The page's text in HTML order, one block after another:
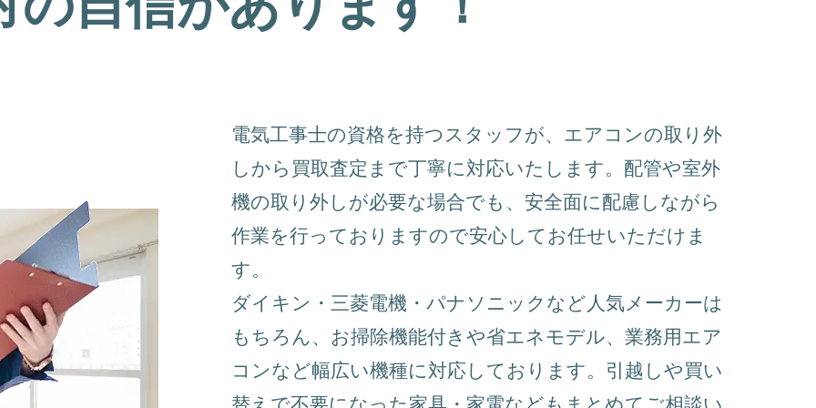
電気工事士の資格を持つスタッフが、エアコンの取り外
しから買取査定まで丁寧に対応いたします。配管や室外
機の取り外しが必要な場合でも、安全面に配慮しながら
作業を行っておりますので安心してお任せいただけま
す。
ダイキン・三菱電機・パナソニックなど人気メーカーは
もちろん、お掃除機能付きや省エネモデル、業務用エア
コンなど幅広い機種に対応しております。引越しや買い
替えで不要になった家具・家電などもまとめてご相談い